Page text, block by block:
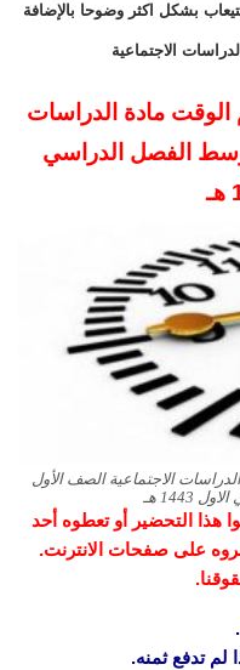
بشكل اكثر وضوحا بالإضافة
الاجتماعية
مادة الدراسات
الفصل الدراسي
الاجتماعية الصف الأول
هـ
هذا التحضير أو تعطوه أحد
على صفحات الانترنت.
لم تدفع ثمنه.